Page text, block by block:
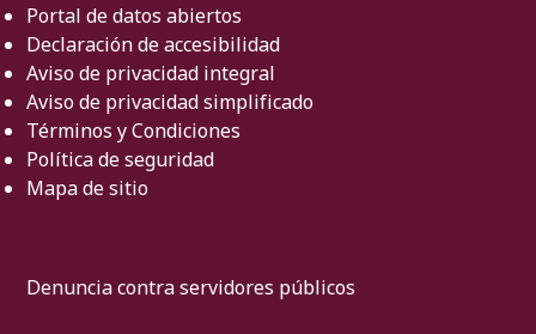
Portal de datos abiertos
Declaración de accesibilidad
Aviso de privacidad integral
Aviso de privacidad simplificado
Términos y Condiciones
Política de seguridad
Mapa de sitio
Denuncia contra servidores públicos